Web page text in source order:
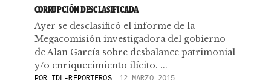
CORRUPCIÓN DESCLASIFICADA
Ayer se desclasificó el informe de la
Megacomisión investigadora del gobierno
de Alan García sobre desbalance patrimonial
y/o enriquecimiento ilícito. ...
POR IDL-REPORTEROS 12 MARZO 2015